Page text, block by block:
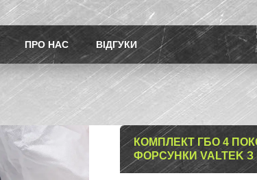
ПРО НАС ВІДГУКИ
КОМПЛЕКТ ГБО 4
ФОРСУНКИ VALTEK